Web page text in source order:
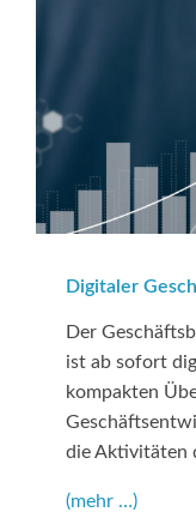
Digitaler
Der
ist ab sofort
kompakten
die Aktivitäten
(mehr …)